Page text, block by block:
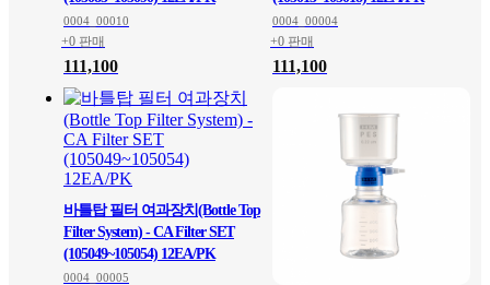
0004_00010
+0 판매
111,100
0004_00004
+0 판매
111,100
바틀탑 필터 여과장치(Bottle Top
Filter System) - CA Filter SET
(105049~105054) 12EA/PK
0004_00005